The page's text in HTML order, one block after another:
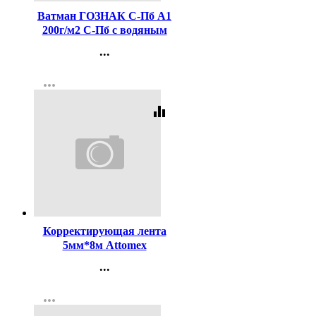
Ватман ГОЗНАК С-Пб А1
200г/м2 С-Пб с водяным
(Стандарт 100)
...
Регистрация
more_horiz
equalizer
Корректирующая лента
5мм*8м Attomex
...
Регистрация
more_horiz